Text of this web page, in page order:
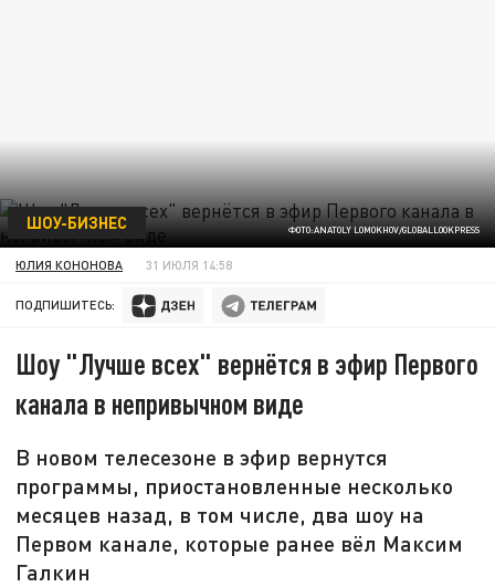
ФОТО:ANATOLY LOMOKHOV/GLOBALLOOKPRESS
ШОУ-БИЗНЕС
ЮЛИЯ КОНОНОВА 31 ИЮЛЯ 14:58
ПОДПИШИТЕСЬ:
Шоу "Лучше всех" вернётся в эфир Первого
канала в непривычном виде
В новом телесезоне в эфир вернутся
программы, приостановленные несколько
месяцев назад, в том числе, два шоу на
Первом канале, которые ранее вёл Максим
Галкин